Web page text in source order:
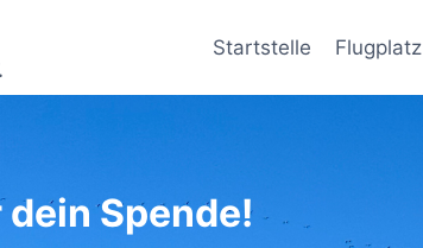
Startstelle Flugplatz
Spende!